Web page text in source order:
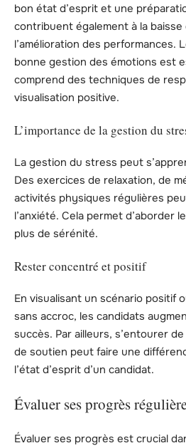
bon état d’esprit et une
contribuent également à la
l’amélioration des performances.
bonne gestion des émotions est
comprend des techniques de
visualisation positive.
L’importance de la gestion du
La gestion du stress peut
Des exercices de relaxation, de
activités physiques régulières
l’anxiété. Cela permet d’aborder
plus de sérénité.
Rester concentré et positif
En visualisant un scénario positif
sans accroc, les candidats
succès. Par ailleurs, s’entourer
de soutien peut faire une
l’état d’esprit d’un candidat.
Évaluer ses progrès
Évaluer ses progrès est crucial